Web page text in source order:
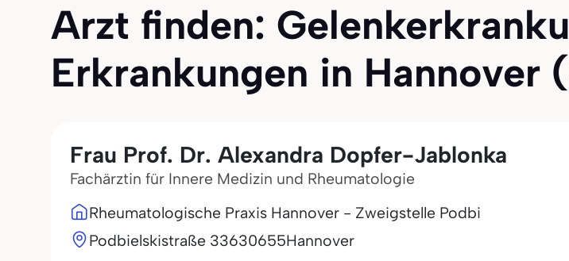
Arzt finden:
Erkrankungen in Hannover
Frau Prof. Dr. Alexandra Dopfer-Jablonka
Fachärztin für Innere Medizin und Rheumatologie
Rheumatologische Praxis Hannover - Zweigstelle Podbi
Podbielskistraße 33630655Hannover